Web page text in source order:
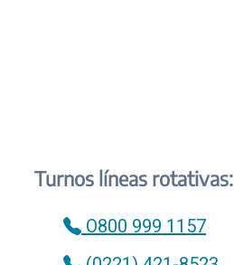
Turnos líneas rotativas:
O800 999 1157